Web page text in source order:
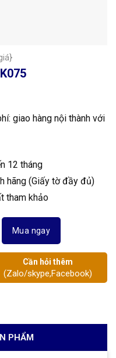
giao hàng nội thành với
12 tháng
hãng (Giấy tờ đầy đủ)
tham khảo
Mua ngay
Cần hỏi thêm
(Zalo/skype,Facebook)
PHẨM